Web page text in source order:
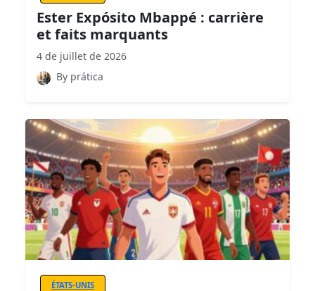
Ester Expósito Mbappé : carrière
et faits marquants
4 de juillet de 2026
By prática
ÉTATS-UNIS